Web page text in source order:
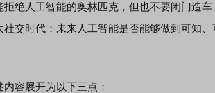
拒绝人工智能的奥林匹克，但也不要闭门造
社交时代；未来人工智能是否能够做到可知
容展开为以下三点：